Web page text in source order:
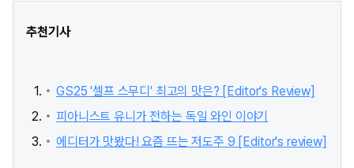
추천기사
GS25 '셀프 스무디' 최고의 맛은? [Editor's Review]
피아니스트 유니가 전하는 독일 와인 이야기
에디터가 맛봤다! 요즘 뜨는 저도주 9 [Editor's review]